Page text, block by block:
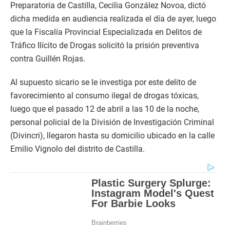
Preparatoria de Castilla, Cecilia González Novoa, dictó
dicha medida en audiencia realizada el día de ayer, luego
que la Fiscalía Provincial Especializada en Delitos de
Tráfico Ilícito de Drogas solicitó la prisión preventiva
contra Guillén Rojas.
Al supuesto sicario se le investiga por este delito de
favorecimiento al consumo ilegal de drogas tóxicas,
luego que el pasado 12 de abril a las 10 de la noche,
personal policial de la División de Investigación Criminal
(Divincri), llegaron hasta su domicilio ubicado en la calle
Emilio Vignolo del distrito de Castilla.